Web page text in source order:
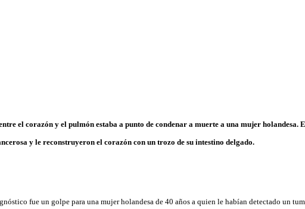
el corazón y el pulmón estaba a punto de condenar a muerte a una mujer holandesa.
y le reconstruyeron el corazón con un trozo de su intestino delgado.
fue un golpe para una mujer holandesa de 40 años a quien le habían detectado un